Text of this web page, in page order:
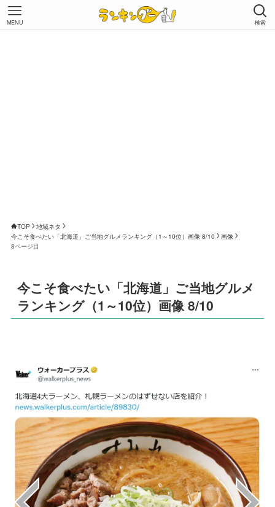
検索
MENU
TOP
地域ネタ
今こそ食べたい「北海道」ご当地グルメランキング（1～10位）画像 8/10
画像
8ページ目
今こそ食べたい「北海道」ご当地グルメ
ランキング（1～10位）画像 8/10